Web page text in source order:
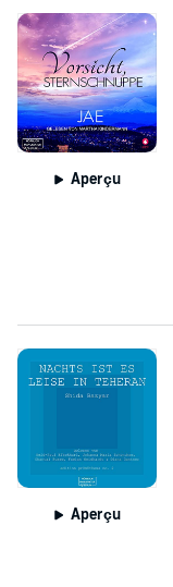
Aperçu
Aperçu